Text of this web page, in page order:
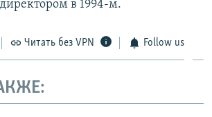
в 1994-м.
Читать без VPN Follow us